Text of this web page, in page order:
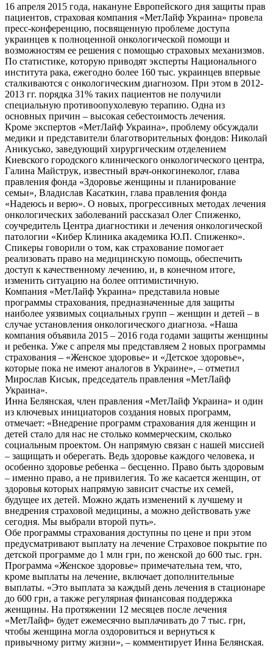
16 апреля 2015 года, накануне Европейского дня защиты прав
пациентов, страховая компания «МетЛайф Украина» провела
пресс-конференцию, посвященную проблеме доступа
украинцев к полноценной онкологической помощи и
возможностям ее решения с помощью страховых механизмов.
По статистике, которую приводят эксперты Национального
института рака, ежегодно более 160 тыс. украинцев впервые
сталкиваются с онкологическим диагнозом. При этом в 2012-
2013 гг. порядка 31% таких пациентов не получили
специальную противоопухолевую терапию. Одна из
основных причин – высокая себестоимость лечения.
Кроме экспертов «МетЛайф Украина», проблему обсуждали
медики и представители благотворительных фондов: Николай
Аникусько, заведующий хирургическим отделением
Киевского городского клинического онкологического центра,
Галина Майструк, известный врач-онкогинеколог, глава
правления фонда «Здоровье женщины и планирование
семьи», Владислав Касаткин, глава правления фонда
«Надеюсь и верю». О новых, прогрессивных методах лечения
онкологических заболеваний рассказал Олег Спиженко,
соучредитель Центра диагностики и лечения онкологической
патологии «Кибер Клиника академика Ю.П. Спиженко».
Спикеры говорили о том, как страхование помогает
реализовать право на медицинскую помощь, обеспечить
доступ к качественному лечению, и, в конечном итоге,
изменить ситуацию на более оптимистичную.
Компания «МетЛайф Украина» представила новые
программы страхования, предназначенные для защиты
наиболее уязвимых социальных групп – женщин и детей – в
случае установления онкологического диагноза. «Наша
компания объявила 2015 – 2016 года годами защиты женщины
и ребенка. Уже с апреля мы представляем 2 новых программы
страхования – «Женское здоровье» и «Детское здоровье»,
которые пока не имеют аналогов в Украине», – отметил
Мирослав Кисык, председатель правления «МетЛайф
Украина».
Инна Белянская, член правления «МетЛайф Украина» и один
из ключевых инициаторов создания новых программ,
отмечает: «Внедрение программ страхования для женщин и
детей стало для нас не столько коммерческим, сколько
социальным проектом. Он напрямую связан с нашей миссией
– защищать и оберегать. Ведь здоровье каждого человека, и
особенно здоровье ребенка – бесценно. Право быть здоровым
– именно право, а не привилегия. То же касается женщин, от
здоровья которых напрямую зависит счастье их семей,
будущее их детей. Можно ждать изменений к лучшему и
внедрения страховой медицины, а можно действовать уже
сегодня. Мы выбрали второй путь».
Обе программы страхования доступны по цене и при этом
предусматривают выплату на лечение Страховое покрытие по
детской программе до 1 млн грн, по женской до 600 тыс. грн.
Программа «Женское здоровье» примечательна тем, что,
кроме выплаты на лечение, включает дополнительные
выплаты. «Это выплата за каждый день лечения в стационаре
до 600 грн, а также регулярная финансовая поддержка
женщины. На протяжении 12 месяцев после лечения
«МетЛайф» будет ежемесячно выплачивать до 7 тыс. грн,
чтобы женщина могла оздоровиться и вернуться к
привычному ритму жизни», – комментирует Инна Белянская.